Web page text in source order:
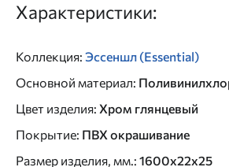
Характеристики:
Коллекция: Эссеншл (Essential)
Основной материал:
Цвет изделия: Хром глянцевый
Покрытие: ПВХ окрашивание
Размер изделия, мм.: 1600х22х25